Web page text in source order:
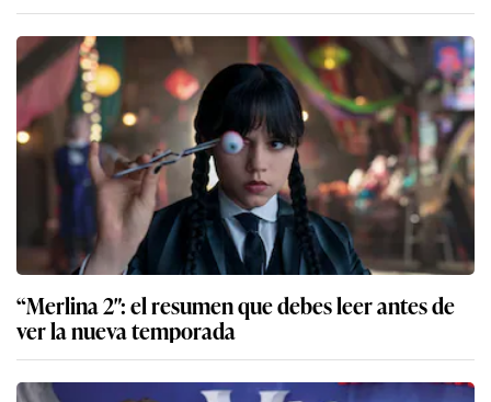
“Merlina 2″: el resumen que debes leer antes de
ver la nueva temporada